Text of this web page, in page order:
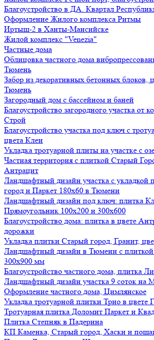
Благоустройство в ДА. Квартал
Оформление Жилого комплекса Ритмы
Иртыш-2 в Ханты-Мансийске
Жилой комплекс "Venezia"
Частные дома
Облицовка частного дома
Тюмень
Забор из декоративных бетонных блоков,
Тюмень
Загородный дом с бассейном и баней
Благоустройство загородного участка от
Строй
Благоустройство участка под ключ с
цвета Клен
Укладка тротуарной плиты на участке с
Частная территория с плиткой Старый
Антрацит
Ландшафтный дизайн участка с укладкой
город и Паркет 180х60 в Тюмени
Ландшафтный дизайн под ключ: плитка
Прямоугольник 100х200 и 300х600
Благоустройство дома: плитка в цвете
дорожки
Укладка плитки Старый город, Гранит,
Ландшафтный дизайн в Тюмени с плиткой
300х900 мм
Благоустройство частного дома, плитка
Ландшафтный дизайн участка 9 соток на
Оформление частного дома, Цимлянское
Укладка тротуарной плитки Трио в цвете
Тротуарная плитка Доломит Паркет и
Плитка Степняк в Падерина
КП Каменка, Старый город, Хаски и